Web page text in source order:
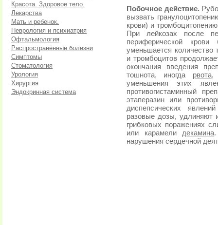
Красота. Здоровое тело.
Лекарства
Мать и ребенок.
Неврология и психиатрия
Офтальмология
Распространённые болезни
Симптомы
Стоматология
Урология
Хирургия
Эндокринная система
Побочное действие.
вызвать
крови) и
При лейкозах после
периферической крови
уменьшается количество
и тромбоцитов
окончания введения
тошнота, иногда рвота
уменьшения этих
противогистаминный
этаперазин или
диспепсических
разовые дозы, удлиняют
грибковых поражениях
или карамели декамина.
нарушения сердечной